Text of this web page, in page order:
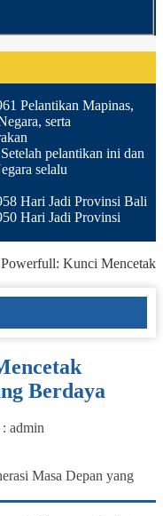
Pelantikan Mapinas,
serta
pelantikan ini dan
selalu
Hari Jadi Provinsi Bali
Hari Jadi Provinsi
Kunci Mencetak
Berdaya
admin